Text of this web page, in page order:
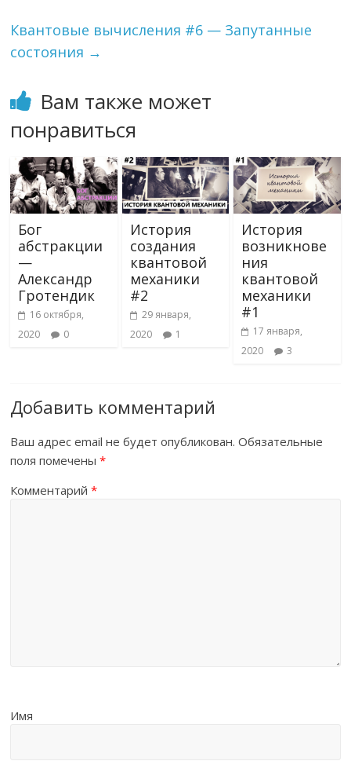
ni т
Квантовые вычисления #6 — Запутанные
состояния →
Вам также может
понравиться
Бог
абстракции
—
Александр
Гротендик
16 октября,
2020
0
История
создания
квантовой
механики
#2
29 января,
2020
1
История
возникнове
ния
квантовой
механики
#1
17 января,
2020
3
Добавить комментарий
Ваш адрес email не будет опубликован. Обязательные
поля помечены*
Комментарий*
Имя